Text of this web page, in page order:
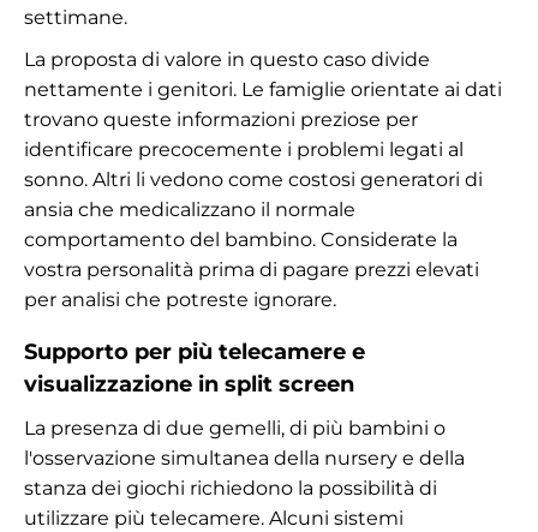
settimane.
La proposta di valore in questo caso divide
nettamente i genitori. Le famiglie orientate ai dati
trovano queste informazioni preziose per
identificare precocemente i problemi legati al
sonno. Altri li vedono come costosi generatori di
ansia che medicalizzano il normale
comportamento del bambino. Considerate la
vostra personalità prima di pagare prezzi elevati
per analisi che potreste ignorare.
Supporto per più telecamere e
visualizzazione in split screen
La presenza di due gemelli, di più bambini o
l'osservazione simultanea della nursery e della
stanza dei giochi richiedono la possibilità di
utilizzare più telecamere. Alcuni sistemi